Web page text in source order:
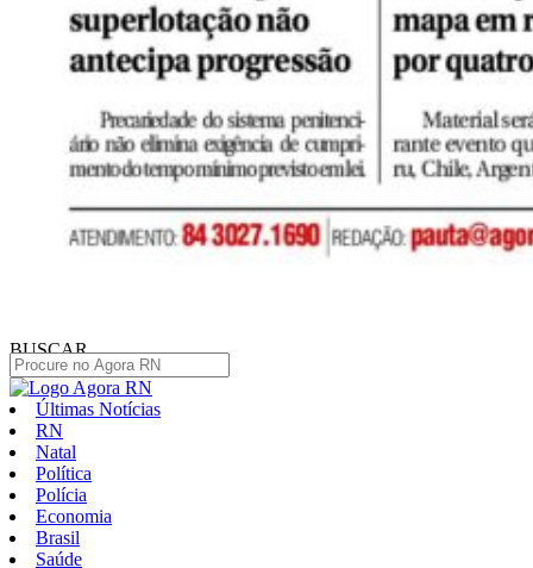
BUSCAR
Últimas Notícias
RN
Natal
Política
Polícia
Economia
Brasil
Saúde